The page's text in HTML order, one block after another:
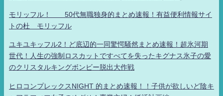
モリッフル！ 50代無職独身的まとめ速報！有益便利情報サイ
トの杜 モリッフル
ユキユキッフル2！ど底辺的一同驚愕騒然まとめ速報！超氷河期
世代！人生の強制ロスカットですべてを失ったキグナス氷子の愛
のクリスタルキングボンビー脱出大作戦
ヒロコンプレックスNIGHT 的まとめ速報！！子供が欲しいど陰キ